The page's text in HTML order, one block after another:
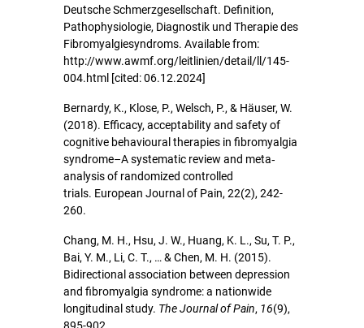
Deutsche Schmerzgesellschaft. Definition,
Pathophysiologie, Diagnostik und Therapie des
Fibromyalgiesyndroms. Available from:
http://www.awmf.org/leitlinien/detail/ll/145-
004.html [cited: 06.12.2024]
Bernardy, K., Klose, P., Welsch, P., & Häuser, W.
(2018). Efficacy, acceptability and safety of
cognitive behavioural therapies in fibromyalgia
syndrome–A systematic review and meta‐
analysis of randomized controlled
trials. European Journal of Pain, 22(2), 242-
260.
Chang, M. H., Hsu, J. W., Huang, K. L., Su, T. P.,
Bai, Y. M., Li, C. T., … & Chen, M. H. (2015).
Bidirectional association between depression
and fibromyalgia syndrome: a nationwide
longitudinal study. The Journal of Pain, 16(9),